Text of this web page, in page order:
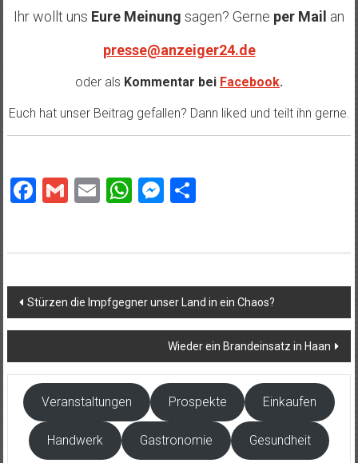
Ihr wollt uns Eure Meinung sagen? Gerne per Mail an
presse@anzeiger24.de
oder als Kommentar bei Facebook.
Euch hat unser Beitrag gefallen? Dann liked und teilt ihn gerne.
Facebook
Gmail
EmailWhatsApp
Messenger
Teilen
Beitragsnavigation
Stürzen die Impfgegner unser Land in ein Chaos?
Wieder ein Brandeinsatz in Haan
Veranstaltungen Prospekte Einkaufen
Handwerk Gastronomie Gesundheit